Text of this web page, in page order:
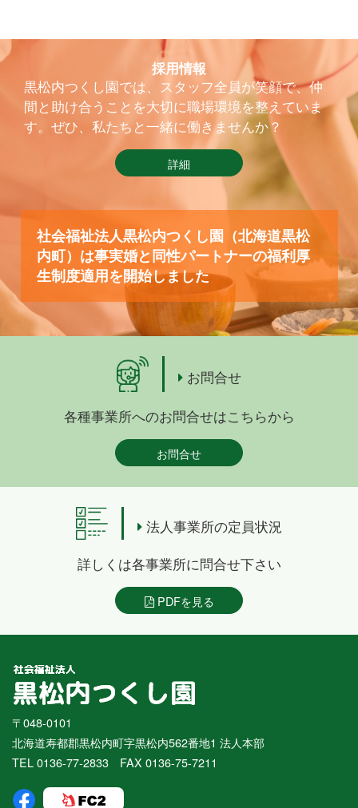
採用情報
黒松内つくし園では、スタッフ全員が笑顔で、仲
間と助け合うことを大切に職場環境を整えていま
す。ぜひ、私たちと一緒に働きませんか？
詳細
社会福祉法人黒松内つくし園（北海道黒松
内町）は事実婚と同性パートナーの福利厚
生制度適用を開始しました
お問合せ
各種事業所へのお問合せはこちらから
お問合せ
法人事業所の定員状況
詳しくは各事業所に問合せ下さい
PDFを見る
〒048-0101
北海道寿都郡黒松内町字黒松内562番地1 法人本部
TEL 0136-77-2833 FAX 0136-75-7211